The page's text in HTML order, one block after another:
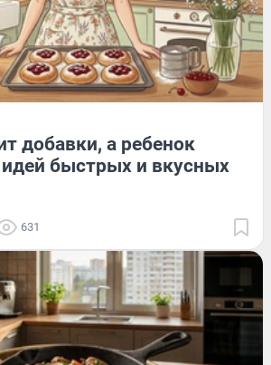
добавки, а ребенок
быстрых и вкусных
631